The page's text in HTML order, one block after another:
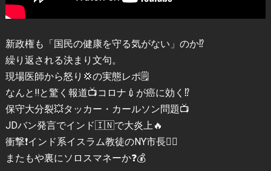
新政権も「国民の健康を守る気がない」のか⁉️
繰り返される決まり文句。
現場医師から怒り💢の実態レポ🗒️
なんと‼️と驚く報道📺コロナ💉が癌に効く⁉️
保守大分裂💥タッカー・カールソン問題📺
JDバン発言でインド🇮🇳で大炎上🔥
衝撃❗️インド系イスラム教徒のNY市長👳‍♂️
またもや裏にソロスマネーか❓💰